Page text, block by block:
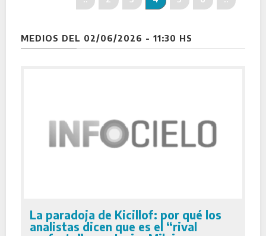
VISITAS GUIADAS
CONTACTO
MEDIOS DEL 02/06/2026 - 11:30 HS
La paradoja de Kicillof: por qué los
analistas dicen que es el “rival